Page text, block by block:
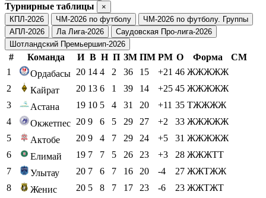
Турнирные таблицы
×
КПЛ-2026
ЧМ-2026 по футболу
ЧМ-2026 по футболу. Группы
АПЛ-2026
Ла Лига-2026
Саудовская Про-лига-2026
Шотландский Премьершип-2026
# Команда И В Н П ЗМ ПМ РМ О Форма
СМ
1
Ордабасы 20 14 4 2 36 15 +21 46 ЖЖЖЖЖ
2
Кайрат 20 13 6 1 39 14 +25 45 ЖЖЖЖЖ
3
Астана 19 10 5 4 31 20 +11 35 ТЖЖЖЖ
4
Окжетпес 20 9 6 5 29 27 +2 33 ЖЖЖЖЖ
5
Актобе 20 9 4 7 29 24 +5 31 ЖЖЖЖЖ
6
Елимай 19 7 7 5 26 23 +3 28 ЖЖЖТТ
7
Улытау 20 7 6 7 16 20 -4 27 ЖЖТЖЖ
8
Женис 20 5 8 7 17 23 -6 23 ЖЖТЖТ